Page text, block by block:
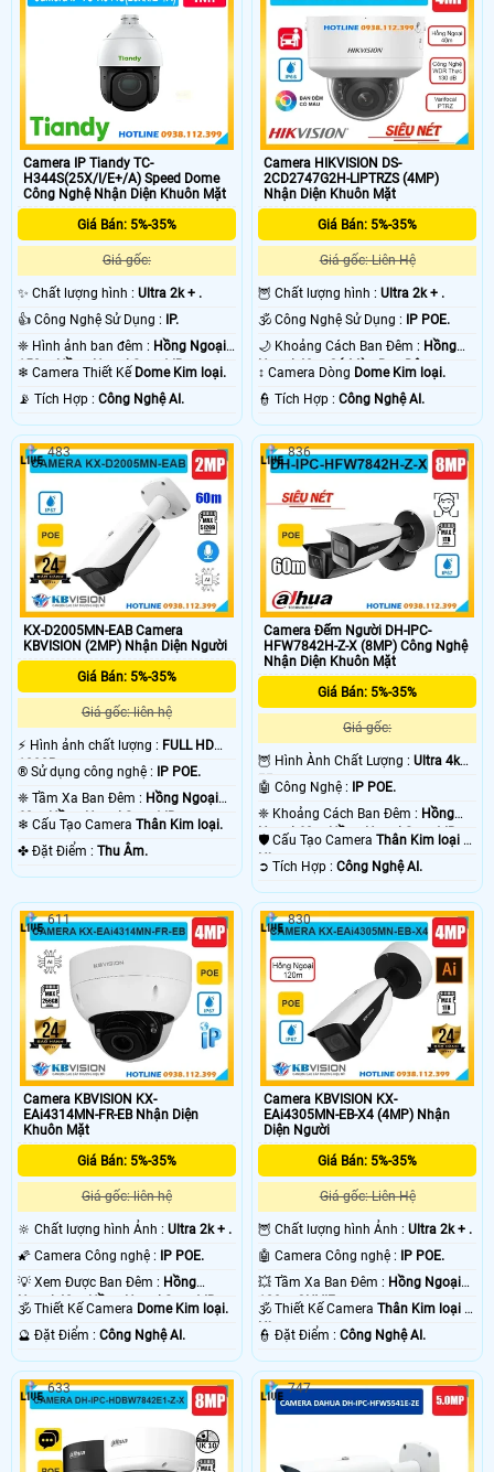
Camera IP Tiandy TC-
H344S(25X/I/E+/A) Speed Dome
Công Nghệ Nhận Diện Khuôn Mặt
Giá Bán: 5%-35%
Giá gốc:
✨ Chất lượng hình : Ultra 2k + .
👍 Công Nghệ Sử Dụng :
IP.
❈ Hình ảnh ban đêm : Hồng Ngoại
150m Hồng Ngoại Smart IR.
❄ Camera Thiết Kế Dome Kim loại.
️📡 Tích Hợp : Công Nghệ AI.
Camera HIKVISION DS-
2CD2747G2H-LIPTRZS (4MP)
Nhận Diện Khuôn Mặt
Giá Bán: 5%-35%
Giá gốc: Liên Hệ
🦉 Chất lượng hình :Ultra 2k + .
🕉️ Công Nghệ Sử Dụng :
IP POE.
🌙 Khoảng Cách Ban Đêm : Hồng
Ngoại 40m Có Màu Ban Ðêm.
↕️ Camera Dòng Dome Kim loại.
️👮 Tích Hợp :Công Nghệ AI.
KX-D2005MN-EAB Camera
KBVISION (2MP) Nhận Diện Người
Giá Bán: 5%-35%
Giá gốc: liên hệ
️⚡ Hình ảnh chất lượng : FULL HD
1080P .
®️ Sử dụng công nghệ :
IP POE.
❈ Tầm Xa Ban Đêm : Hồng Ngoại
60m Hồng Ngoại Smart IR.
❄ Cấu Tạo Camera Thân Kim loại.
️✤ Đặt Điểm : Thu Âm.
483
Camera Đếm Người DH-IPC-
HFW7842H-Z-X (8MP) Công Nghệ
Nhận Diện Khuôn Mặt
Giá Bán: 5%-35%
Giá gốc:
🦉 Hình Ành Chất Lượng :Ultra 4k
👍🏾 .
🤖️ Công Nghệ :
IP POE.
❈ Khoảng Cách Ban Đêm : Hồng
Ngoại 60m Hồng Ngoại Smart IR.
🛡 Cấu Tạo CameraThân Kim loại +
Nhựa.
️➲ Tích Hợp :Công Nghệ AI.
836
Camera KBVISION KX-
EAi4314MN-FR-EB Nhận Diện
Khuôn Mặt
Giá Bán: 5%-35%
Giá gốc: liên hệ
🔆 Chất lượng hình Ảnh : Ultra 2k + .
🌠 Camera Công nghệ : IP POE.
💡 Xem Được Ban Đêm : Hồng
Ngoại 40m Hồng Ngoại Smart IR.
🕉️ Thiết Kế Camera Dome Kim loại.
️🔮 Đặt Điểm : Công Nghệ AI.
611
Camera KBVISION KX-
EAi4305MN-EB-X4 (4MP) Nhận
Diện Người
Giá Bán: 5%-35%
Giá gốc: Liên Hệ
🦉 Chất lượng hình Ảnh :Ultra 2k + .
🤖️ Camera Công nghệ : IP POE.
💥 Tầm Xa Ban Đêm : Hồng Ngoại
120m ONVIF.
🕉️ Thiết Kế CameraThân Kim loại +
Nhựa.
️👮 Đặt Điểm :Công Nghệ AI.
830
633 747